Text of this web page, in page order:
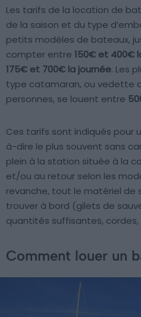
Les tarifs de la location de
de la saison et du type
petits modèles de bateaux,
compter entre 150€ et 400€
175€ et 700€ la journée. Les
type catamaran, ou vedette
personnes, se louent entre
Ces tarifs sont indiqués pour
à-dire le plus souvent sans
plein à la station située à la
et/ou au retour selon les
revanche, tout le matériel de
trouver à bord (gilets de
quantités suffisantes,
Comment louer un